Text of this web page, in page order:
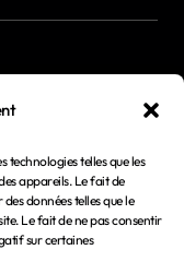
technologies telles que les
appareils. Le fait de
données telles que le
Le fait de ne pas consentir
sur certaines